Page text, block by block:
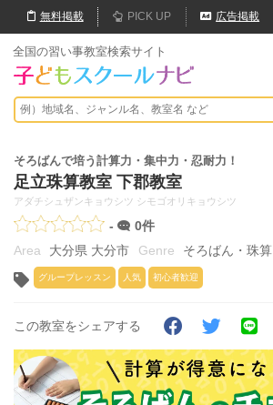
無料掲載 PICK UP 広告掲載
全国の習い事教室検索サイト
そろばんで培う計算力・集中力・忍耐力！
足立珠算教室 下郡教室
アダチシュザンキョウシツ シモゴオリキョウシツ
-
0件
大分県 大分市
そろばん・珠算
グループレッスン 人気 初心者歓迎
この教室をシェアする